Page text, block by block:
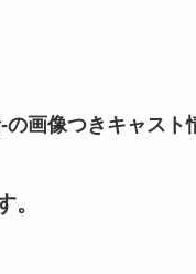
画像つきキャスト
。